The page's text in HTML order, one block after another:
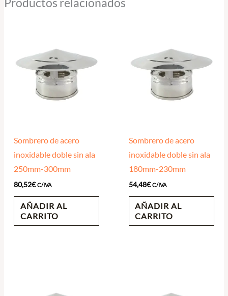
Sombrero de acero
inoxidable doble sin ala
250mm-300mm
80,52€ C/IVA
AÑADIR AL
CARRITO
Sombrero de acero
inoxidable doble sin ala
180mm-230mm
54,48€ C/IVA
AÑADIR AL
CARRITO